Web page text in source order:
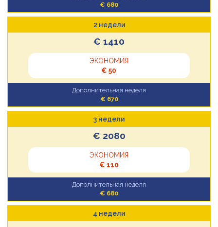
€ 680
2 недели
€ 1410
ЭКОНОМИЯ
€ 50
Дополнительная неделя
€ 670
3 недели
€ 2080
ЭКОНОМИЯ
€ 110
Дополнительная неделя
€ 680
4 недели